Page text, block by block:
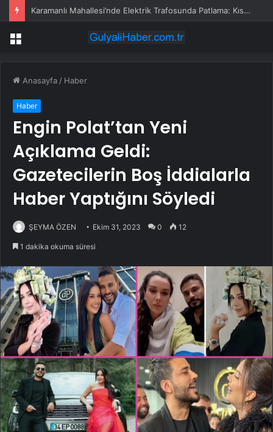
Karamanlı Mahallesi’nde Elektrik Trafosunda Patlama: Kısa Süreli Panik ve Elektrik Kesintisi
Menü
Anasayfa / Haber
Haber
Engin Polat’tan Yeni
Açıklama Geldi:
Gazetecilerin Boş İddialarla
Haber Yaptığını Söyledi
ŞEYMA ÖZEN Ekim 31, 2023 0 12
1 dakika okuma süresi